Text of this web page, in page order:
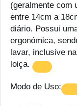
(geralmente com
entre 14cm a
diário. Possui
ergonómica,
lavar, inclusive
loiça.
Modo de Uso: